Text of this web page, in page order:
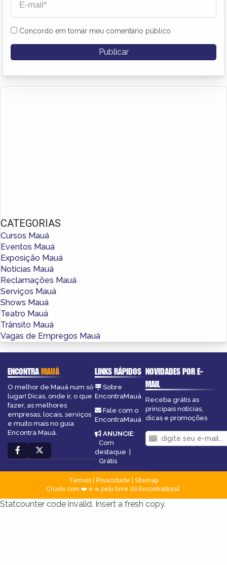
Concordo em tornar meu comentário público
CATEGORIAS
Cursos Mauá
Eventos Mauá
Exposição Mauá
Notícias Mauá
Reclamações Mauá
Serviços Mauá
Shows Mauá
Teatro Mauá
Trânsito Mauá
Vagas de Empregos Mauá
ENCONTRAMAUÁ
O melhor de Mauá num só
lugar! Dicas, onde ir, o que
fazer, as melhores
empresas, locais, serviços
e muito mais no guia
Encontra Mauá.
LINKS RÁPIDOS
Sobre
EncontraMauá
Fale com o
EncontraMauá
ANUNCIE:
Com
destaque |
Grátis
NOVIDADES POR E-
MAIL
Receba grátis as
principais notícias,
dicas e promoções
Termos| Privacidade
Sitemap
Criado com ❤️ e ☕ pelo time do EncontraBrasil
Statcounter code invalid. Insert a fresh copy.